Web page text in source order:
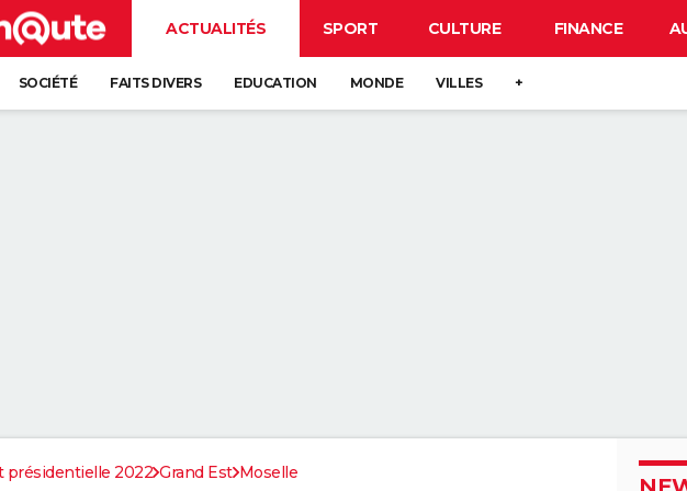
ACTUALITÉS SPORT CULTURE FINANCE
SOCIÉTÉ FAITS DIVERS EDUCATION MONDE VILLES +
présidentielle 2022 Grand Est Moselle